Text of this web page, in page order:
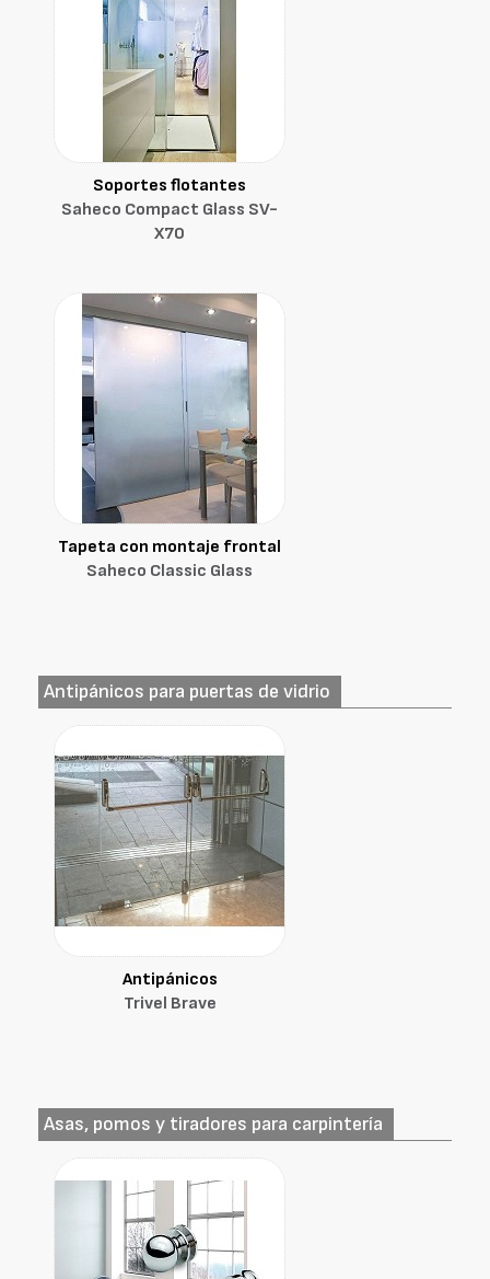
Soportes flotantes
Saheco Compact Glass SV-
X70
Tapeta con montaje frontal
Saheco Classic Glass
Antipánicos para puertas de vidrio
Antipánicos
Trivel Brave
Asas, pomos y tiradores para carpintería